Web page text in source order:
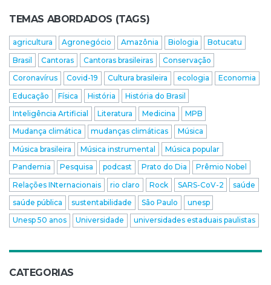
TEMAS ABORDADOS (TAGS)
agricultura Agronegócio Amazônia Biologia
Botucatu
Brasil
Cantoras Cantoras brasileiras
Conservação
Coronavírus
Covid-19 Cultura brasileira ecologia
Economia
Educação
Física História
História do Brasil
Inteligência Artificial
Literatura Medicina
MPB
Mudança climática
mudanças climáticas
Música
Música brasileira
Música instrumental
Música popular
Pandemia
Pesquisa podcast Prato do Dia
Prêmio Nobel
Relações INternacionais
rio claro Rock SARS-CoV-2
saúde
saúde pública
sustentabilidade São Paulo
unesp
Unesp 50 anos
Universidade universidades estaduais paulistas
CATEGORIAS